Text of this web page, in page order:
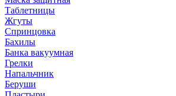
Таблетницы
Жгуты
Спринцовка
Бахилы
Банка вакуумная
Грелки
Напальчник
Беруши